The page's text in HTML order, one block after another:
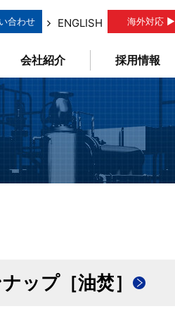
合わせ ENGLISH 海外対応 ▶
会社紹介 採用情報
ップ［油焚］